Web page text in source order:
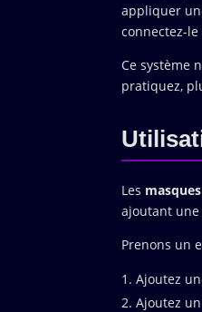
appliquer
connectez-
Ce système
pratiquez,
Les masques
ajoutant
Prenons un
Ajoutez
Ajoutez